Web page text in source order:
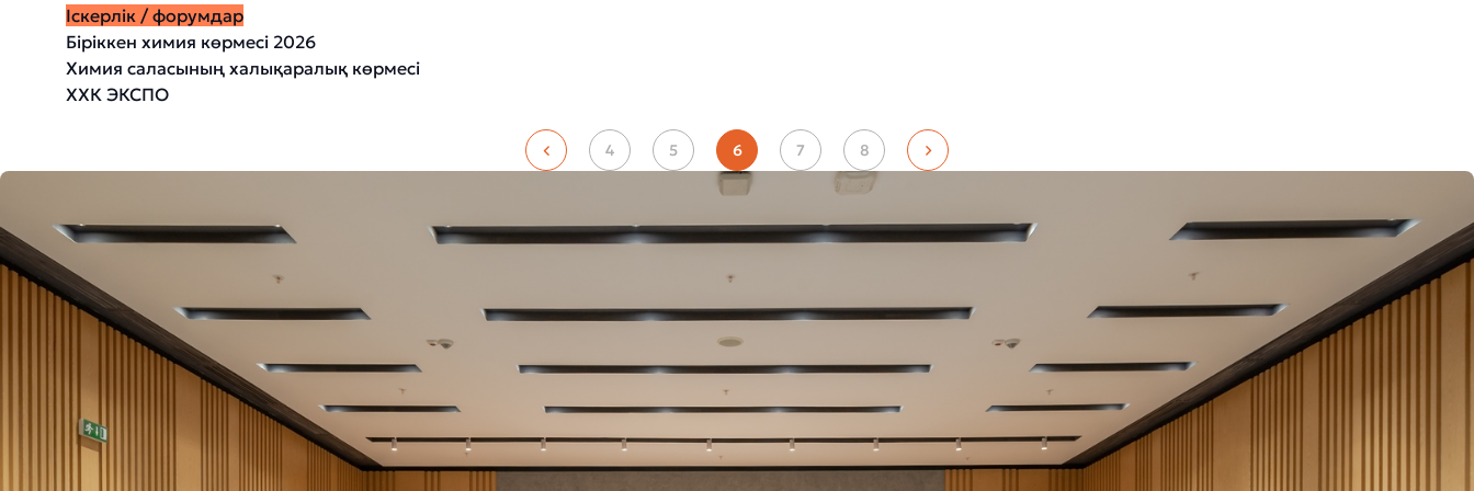
Іскерлік / форумдар
Біріккен химия көрмесі 2026
Химия саласының халықаралық көрмесі
ХХК ЭКСПО
4 5 6 7 8